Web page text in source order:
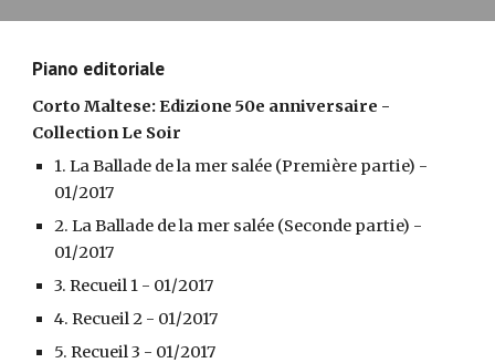
Piano editoriale
Corto Maltese: Edizione 50e anniversaire -
Collection Le Soir
1. La Ballade de la mer salée (Première partie)
01/2017
2. La Ballade de la mer salée (Seconde partie)
01/2017
3. Recueil 1 - 01/2017
4. Recueil 2 - 01/2017
5. Recueil 3 - 01/2017